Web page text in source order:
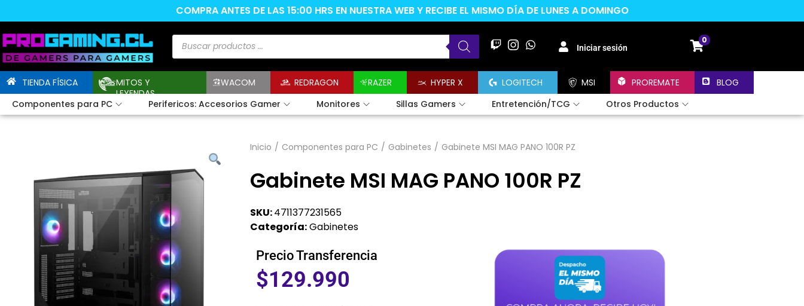
COMPRA ANTES DE LAS 15:00 HRS EN NUESTRA WEB Y RECIBE EL MISMO DÍA DE LUNES A DOMINGO
Iniciar sesión
0
TIENDA FÍSICA
MITOS Y
LEYENDAS
WACOM REDRAGON RAZER HYPER X LOGITECH MSI PROREMATE
BLOG
Componentes para PC
Perifericos: Accesorios Gamer Monitores Sillas Gamers Entretención/TCG Otros Productos
Inicio / Componentes para PC / Gabinetes / Gabinete MSI MAG PANO 100R PZ
Gabinete MSI MAG PANO 100R PZ
SKU:4711377231565
Categoría:Gabinetes
Precio Transferencia
$129.990